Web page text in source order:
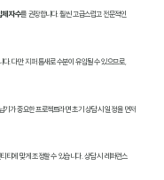
체 자수를 권장합니다. 훨씬 고급스럽고 전문적인
. 다만 지퍼 틈새로 수분이 유입될 수 있으므로,
가 중요한 프로젝트라면 초기 상담 시 일정을 먼저
티에 맞게 조정할 수 있습니다. 상담 시 레퍼런스